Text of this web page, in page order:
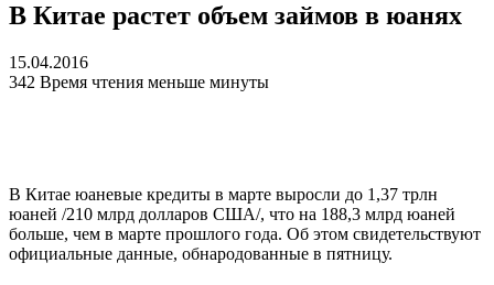
В Китае растет объем займов в юанях
15.04.2016
342 Время чтения меньше минуты
В Китае юаневые кредиты в марте выросли до 1,37 трлн
юаней /210 млрд долларов США/, что на 188,3 млрд юаней
больше, чем в марте прошлого года. Об этом свидетельствуют
официальные данные, обнародованные в пятницу.